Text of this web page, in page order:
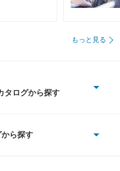
もっと見る
タログから探す
ら探す